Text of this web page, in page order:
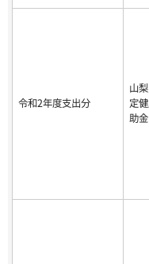
令和2年度支出分
山
定
助